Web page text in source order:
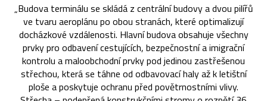
„Budova terminálu se skládá z centrální budovy a dvou pilířů
ve tvaru aeroplánu po obou stranách, které optimalizují
docházkové vzdálenosti. Hlavní budova obsahuje všechny
prvky pro odbavení cestujících, bezpečnostní a imigrační
kontrolu a maloobchodní prvky pod jedinou zastřešenou
střechou, která se táhne od odbavovací haly až k letištní
ploše a poskytuje ochranu před povětrnostními vlivy.